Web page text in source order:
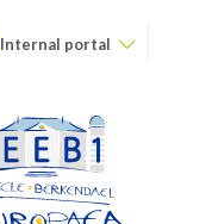
Internal portal